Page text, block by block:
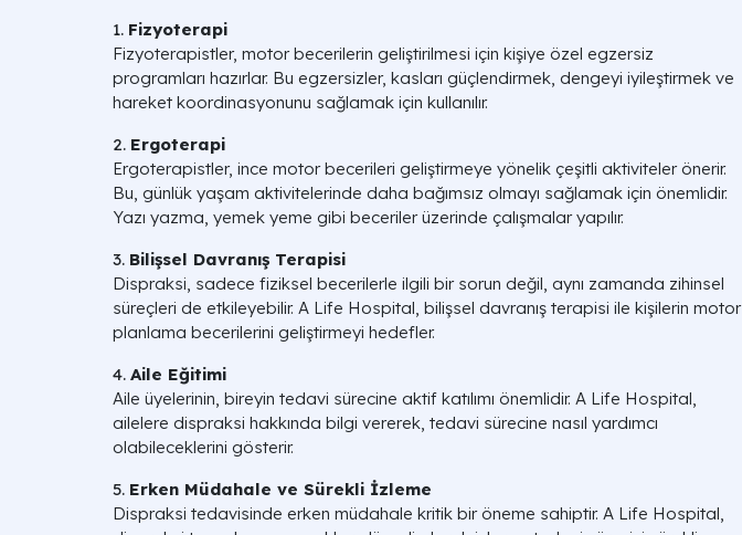
1. Fizyoterapi
Fizyoterapistler, motor becerilerin geliştirilmesi için kişiye özel egzersiz
programları hazırlar. Bu egzersizler, kasları güçlendirmek, dengeyi iyileştirmek ve
hareket koordinasyonunu sağlamak için kullanılır.
2. Ergoterapi
Ergoterapistler, ince motor becerileri geliştirmeye yönelik çeşitli aktiviteler önerir.
Bu, günlük yaşam aktivitelerinde daha bağımsız olmayı sağlamak için önemlidir.
Yazı yazma, yemek yeme gibi beceriler üzerinde çalışmalar yapılır.
3. Bilişsel Davranış Terapisi
Dispraksi, sadece fiziksel becerilerle ilgili bir sorun değil, aynı zamanda zihinsel
süreçleri de etkileyebilir. A Life Hospital, bilişsel davranış terapisi ile kişilerin motor
planlama becerilerini geliştirmeyi hedefler.
4. Aile Eğitimi
Aile üyelerinin, bireyin tedavi sürecine aktif katılımı önemlidir. A Life Hospital,
ailelere dispraksi hakkında bilgi vererek, tedavi sürecine nasıl yardımcı
olabileceklerini gösterir.
5. Erken Müdahale ve Sürekli İzleme
Dispraksi tedavisinde erken müdahale kritik bir öneme sahiptir. A Life Hospital,